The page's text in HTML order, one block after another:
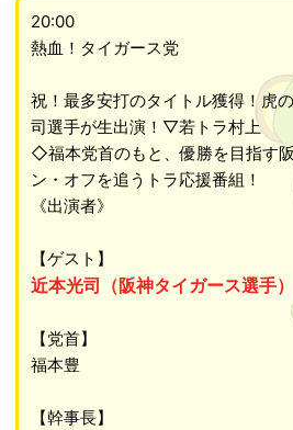
20:00
熱血！タイガース党
祝！最多安打のタイトル獲得！虎
司選手が生出演！▽若トラ村上
◇福本党首のもと、優勝を目指す
ン・オフを追うトラ応援番組！
《出演者》
【ゲスト】
近本光司（阪神タイガース選手）
【党首】
福本豊
【幹事長】